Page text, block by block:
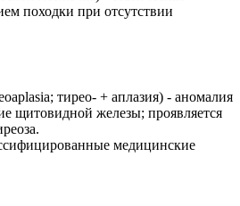
походки при отсутствии
тирео- + аплазия) - аномалия
щитовидной железы; проявляется
медицинские